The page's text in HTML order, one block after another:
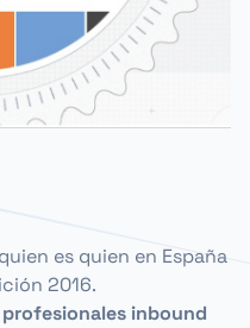
es quien en España
2016.
inbound